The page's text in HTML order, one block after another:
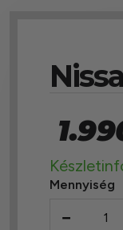
a
Mennyiség
−